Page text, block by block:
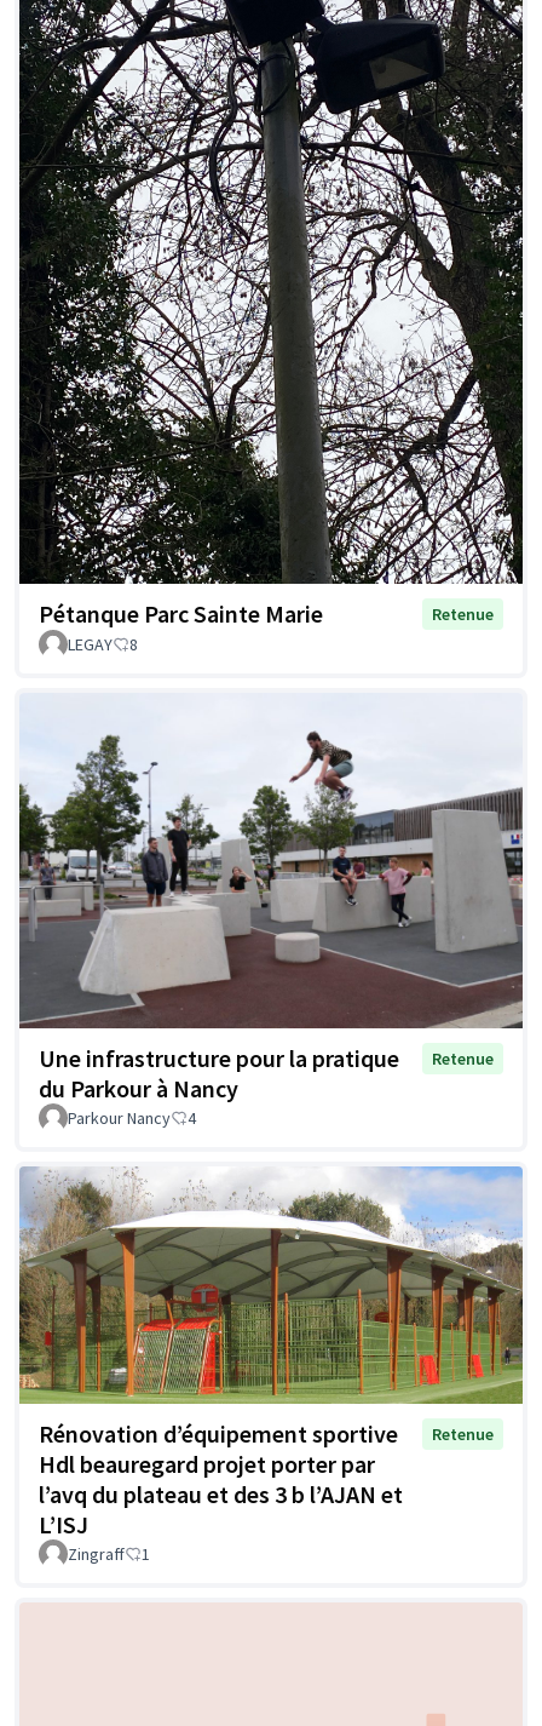
Pétanque Parc Sainte Marie
Retenue
LEGAY
8
Une infrastructure pour la pratique
du Parkour à Nancy
Retenue
Parkour Nancy 4
Rénovation d’équipement sportive
Hdl beauregard projet porter par
l’avq du plateau et des 3 b l’AJAN et
L’ISJ
Retenue
Zingraff 1